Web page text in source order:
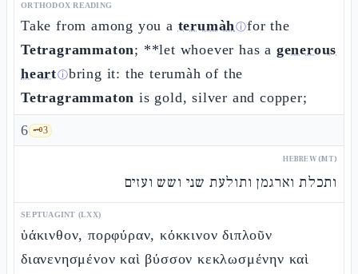
ORTHODOX READING
Take from among you a terumàhⓘfor the
Tetragrammaton; **let whoever has a generous
heartⓘbring it: the terumàh of the
Tetragrammaton is gold, silver and copper;
6 🗝️3
HEBREW (MT)
ותכלת וארגמן ותולעת שני ושש ועזים
SEPTUAGINT (LXX)
ὑάκινθον, πορφύραν, κόκκινον διπλοῦν
διανενησμένον καὶ βύσσον κεκλωσμένην καὶ